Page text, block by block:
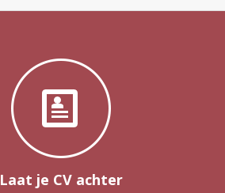
Laat je CV achter